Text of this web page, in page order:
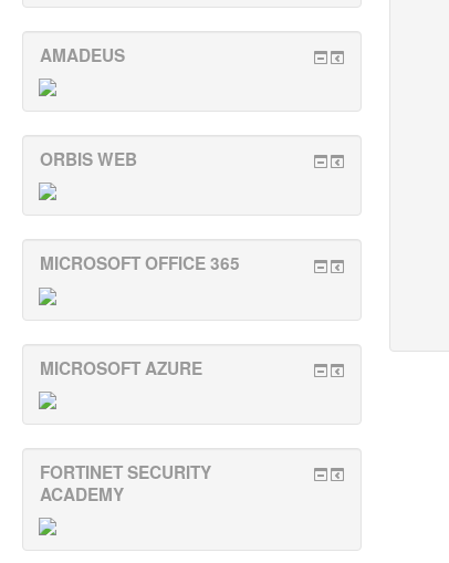
AMADEUS
ORBIS WEB
MICROSOFT OFFICE 365
MICROSOFT AZURE
FORTINET SECURITY
ACADEMY